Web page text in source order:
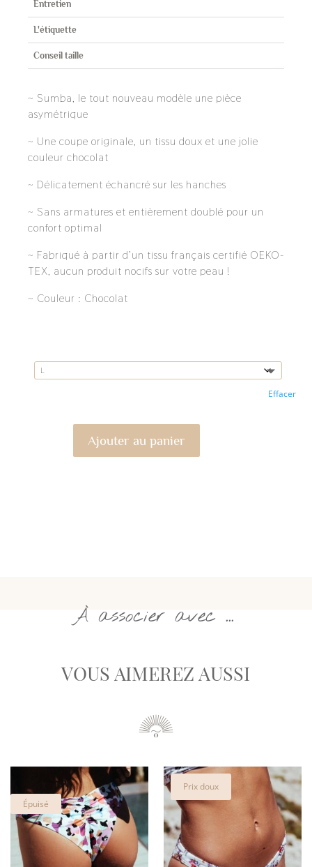
Entretien
L'étiquette
Conseil taille
~ Sumba, le tout nouveau modèle une pièce
asymétrique
~ Une coupe originale, un tissu doux et une jolie
couleur chocolat
~ Délicatement échancré sur les hanches
~ Sans armatures et entièrement doublé pour un
confort optimal
~ Fabriqué à partir d’un tissu français certifié OEKO-
TEX, aucun produit nocifs sur votre peau !
~ Couleur : Chocolat
Effacer
Ajouter au panier
À associer avec ...
VOUS AIMEREZ AUSSI
Épuisé
Prix doux